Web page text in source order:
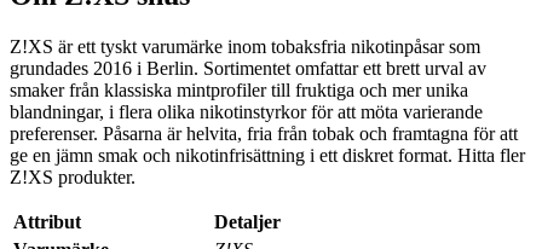
Z!XS är ett tyskt varumärke inom tobaksfria nikotinpåsar som
grundades 2016 i Berlin. Sortimentet omfattar ett brett urval av
smaker från klassiska mintprofiler till fruktiga och mer unika
blandningar, i flera olika nikotinstyrkor för att möta varierande
preferenser. Påsarna är helvita, fria från tobak och framtagna för att
ge en jämn smak och nikotinfrisättning i ett diskret format. Hitta fler
Z!XS produkter.
Attribut
Detaljer